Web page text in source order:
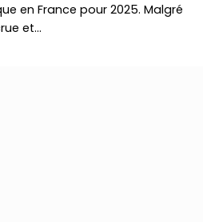
en France pour 2025. Malgré
et…